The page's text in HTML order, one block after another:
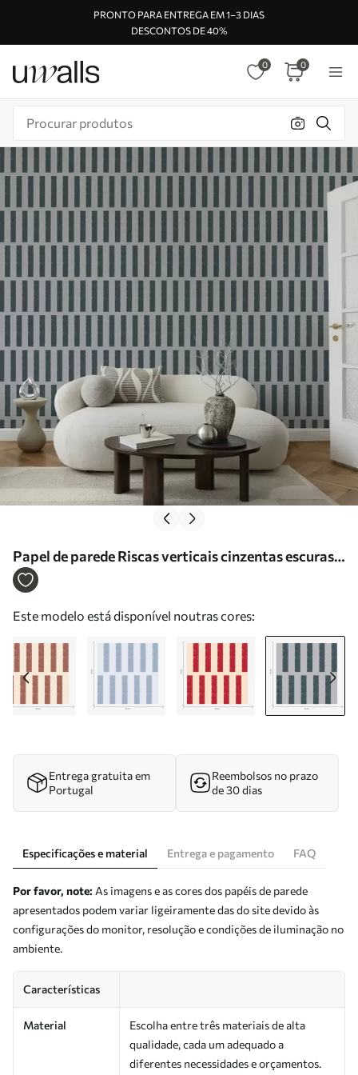
PRONTO PARA ENTREGA EM 1–3 DIAS
DESCONTOS DE 40%
0 0
Papel de parede Riscas verticais cinzentas escuras
sobre fundo cinzento Nr. a01189v4
Este modelo está disponível noutras cores:
Entrega gratuita em
Portugal
Reembolsos no prazo
de 30 dias
Especificações e material Entrega e pagamento FAQ
Por favor, note: As imagens e as cores dos papéis de parede
apresentados podem variar ligeiramente das do site devido às
configurações do monitor, resolução e condições de iluminação no
ambiente.
Características
Material
Escolha entre três materiais de alta
qualidade, cada um adequado a
diferentes necessidades e orçamentos.